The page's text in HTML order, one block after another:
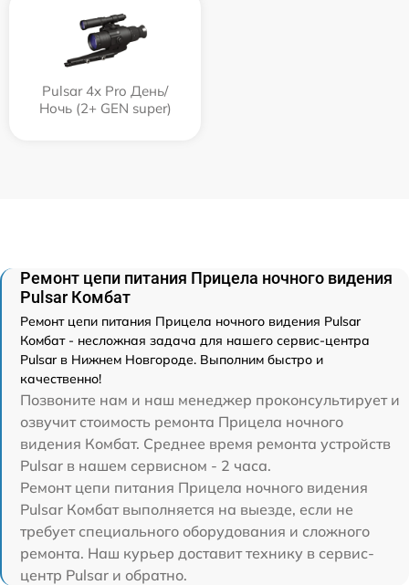
Pulsar 4x Pro День/
Ночь (2+ GEN super)
Ремонт цепи питания Прицела ночного видения
Pulsar Комбат
Ремонт цепи питания Прицела ночного видения Pulsar
Комбат - несложная задача для нашего сервис-центра
Pulsar в Нижнем Новгороде. Выполним быстро и
качественно!
Позвоните нам и наш менеджер проконсультирует и
озвучит стоимость ремонта Прицела ночного
видения Комбат. Среднее время ремонта устройств
Pulsar в нашем сервисном - 2 часа.
Ремонт цепи питания Прицела ночного видения
Pulsar Комбат выполняется на выезде, если не
требует специального оборудования и сложного
ремонта. Наш курьер доставит технику в сервис-
центр Pulsar и обратно.